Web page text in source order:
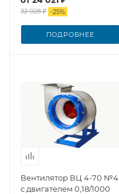
32 028 ₽ -25%
ПОДРОБНЕЕ
Вентилятор ВЦ 4-70 №4
с двигателем 0,18/1000